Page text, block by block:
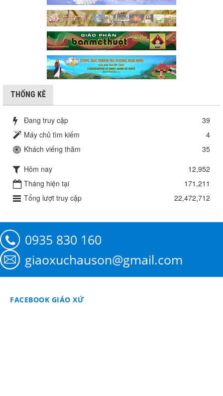
THỐNG KÊ
Đang truy cập
39
Máy chủ tìm kiếm
4
Khách viếng thăm
35
Hôm nay
12,952
Tháng hiện tại
171,211
Tổng lượt truy cập
22,472,712
0935 830 160
giaoxuchauson@gmail.com
FACEBOOK GIÁO XỨ